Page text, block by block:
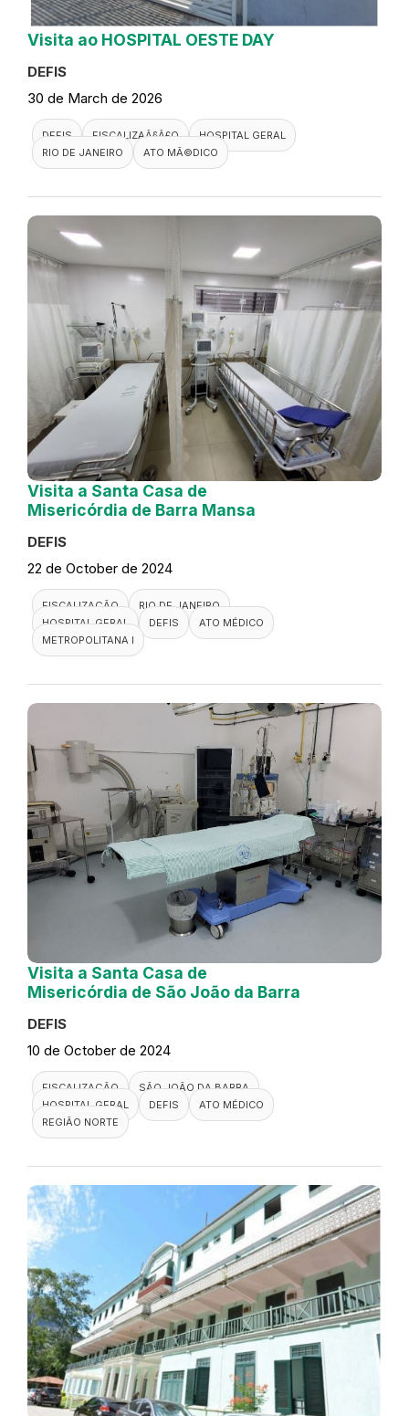
Visita ao HOSPITAL OESTE DAY
DEFIS
30 de March de 2026
DEFIS FISCALIZAÃ§Ã£O
HOSPITAL GERAL
RIO DE JANEIRO
ATO MÃ©DICO
Visita a Santa Casa de
Misericórdia de Barra Mansa
DEFIS
22 de October de 2024
FISCALIZAÇÃO
RIO DE JANEIRO
HOSPITAL GERAL
DEFIS
ATO MÉDICO
METROPOLITANA I
Visita a Santa Casa de
Misericórdia de São João da Barra
DEFIS
10 de October de 2024
FISCALIZAÇÃO
SÃO JOÃO DA BARRA
HOSPITAL GERAL
DEFIS
ATO MÉDICO
REGIÃO NORTE